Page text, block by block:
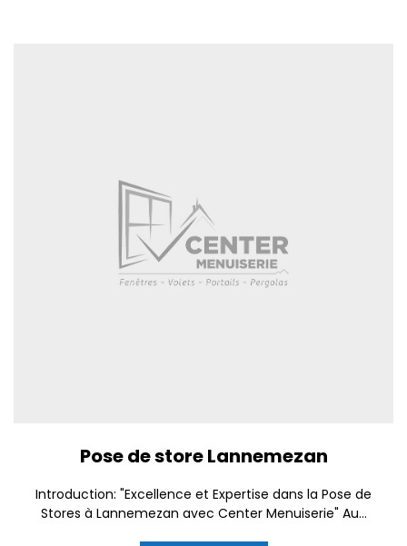
Pose de store Lannemezan
Introduction: "Excellence et Expertise dans la Pose de
Stores à Lannemezan avec Center Menuiserie" Au...